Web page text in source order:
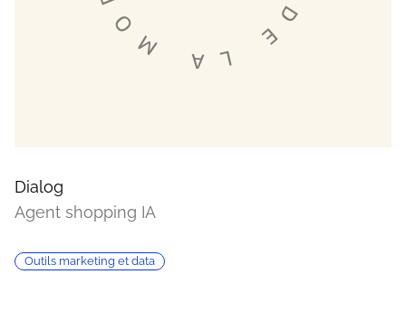
Dialog
Agent shopping IA
Outils marketing et data